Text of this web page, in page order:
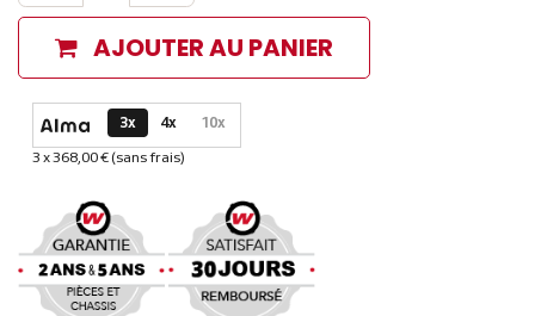
AJOUTER AU PANIER
Options de paiement disponibles
3x 4x 10x
Informations sur le plan de paiement sélectionné
3 x 368,00 € (sans frais)